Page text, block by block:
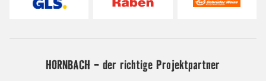
HORNBACH - der richtige Projektpartner